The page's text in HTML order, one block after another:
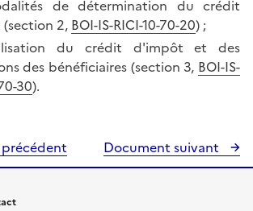
de détermination du crédit
2, BOI-IS-RICI-10-70-20) ;
du crédit d'impôt et des
des bénéficiaires (section 3, BOI-IS-
30).
Document suivant